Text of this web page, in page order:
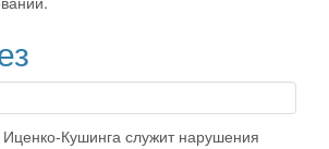
Кушинга служит нарушения